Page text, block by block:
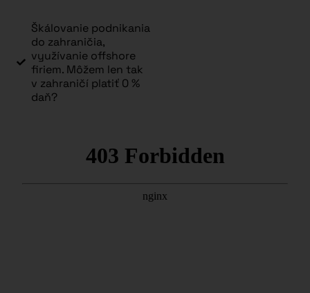
Škálovanie podnikania
do zahraničia,
využívanie offshore
firiem. Môžem len tak
v zahraničí platiť 0 %
daň?